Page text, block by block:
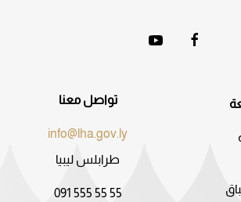
تواصل معنا
info@lha.gov.ly
طرابلس ليبيا
091 555 55 55